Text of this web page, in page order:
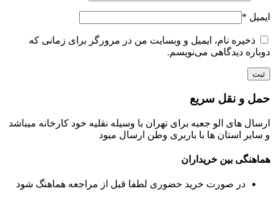
ایمیل *
ذخیره نام، ایمیل و وبسایت من در مرورگر برای زمانی که
دوباره دیدگاهی می‌نویسم.
حمل و نقل سریع
ارسال های الو جعبه برای تهران با وسیله نقلیه خود کارخانه میباشد
و سایر استان ها با باربری وطن ارسال میود
هماهنگی بین خریداران
در صورت خرید حضوری لطفا قبل از مراجعه هماهنگ شود